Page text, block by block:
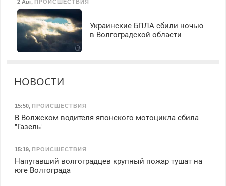
2 Авг, ПРОИСШЕСТВИЯ
Украинские БПЛА сбили ночью
в Волгоградской области
НОВОСТИ
15:50, ПРОИСШЕСТВИЯ
В Волжском водителя японского мотоцикла сбила
"Газель"
15:19, ПРОИСШЕСТВИЯ
Напугавший волгоградцев крупный пожар тушат на
юге Волгограда